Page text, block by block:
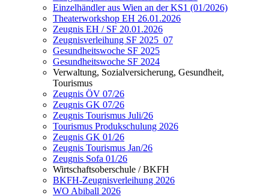
Einzelhändler aus Wien an der KS1 (01/2026)
Theaterworkshop EH 26.01.2026
Zeugnis EH / SF 20.01.2026
Zeugnisverleihung SF 2025_07
Gesundheitswoche SF 2025
Gesundheitswoche SF 2024
Verwaltung, Sozialversicherung, Gesundheit,
Tourismus
Zeugnis ÖV 07/26
Zeugnis GK 07/26
Zeugnis Tourismus Juli/26
Tourismus Produkschulung 2026
Zeugnis GK 01/26
Zeugnis Tourismus Jan/26
Zeugnis Sofa 01/26
Wirtschaftsoberschule / BKFH
BKFH-Zeugnisverleihung 2026
WO Abiball 2026